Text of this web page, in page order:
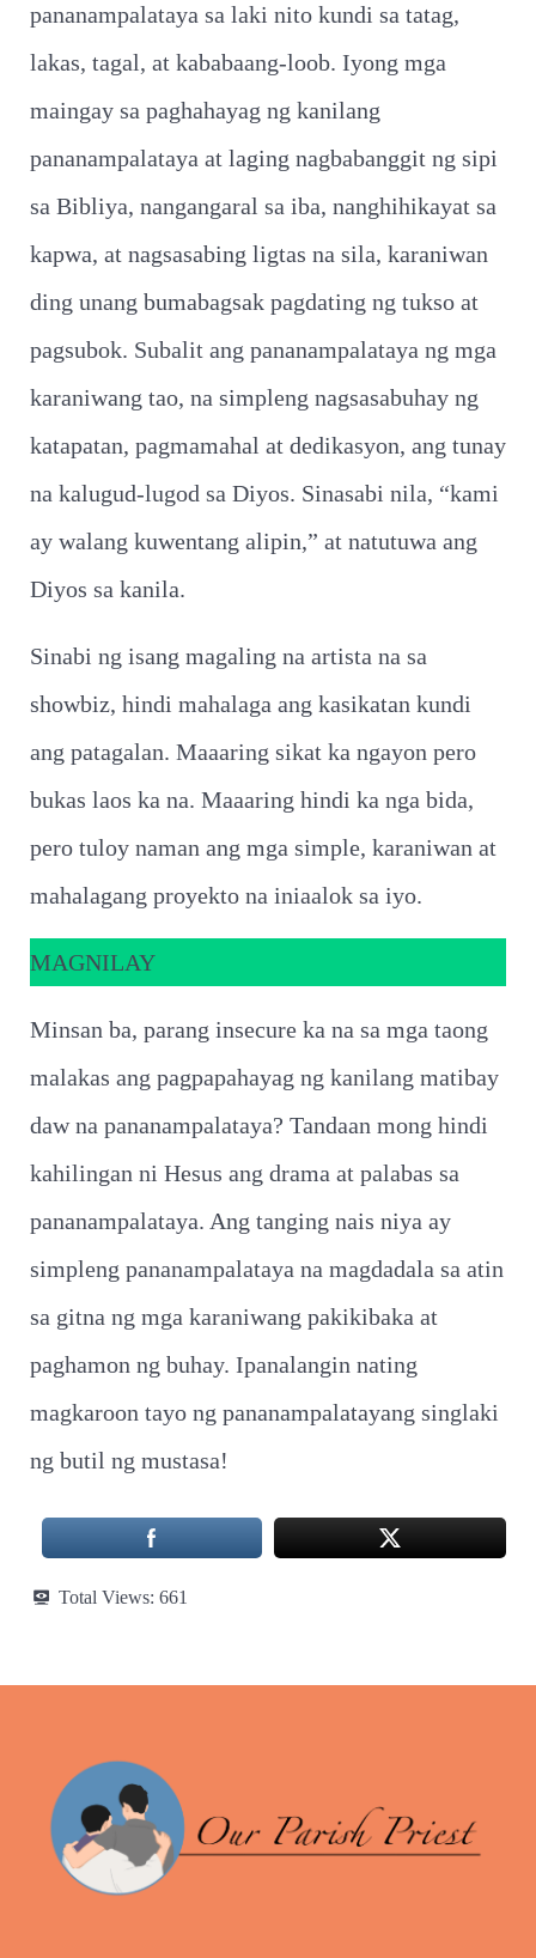
pananampalataya sa laki nito kundi sa tatag,
lakas, tagal, at kababaang-loob. Iyong mga
maingay sa paghahayag ng kanilang
pananampalataya at laging nagbabanggit ng sipi
sa Bibliya, nangangaral sa iba, nanghihikayat sa
kapwa, at nagsasabing ligtas na sila, karaniwan
ding unang bumabagsak pagdating ng tukso at
pagsubok. Subalit ang pananampalataya ng mga
karaniwang tao, na simpleng nagsasabuhay ng
katapatan, pagmamahal at dedikasyon, ang tunay
na kalugud-lugod sa Diyos. Sinasabi nila, “kami
ay walang kuwentang alipin,” at natutuwa ang
Diyos sa kanila.
Sinabi ng isang magaling na artista na sa
showbiz, hindi mahalaga ang kasikatan kundi
ang patagalan. Maaaring sikat ka ngayon pero
bukas laos ka na. Maaaring hindi ka nga bida,
pero tuloy naman ang mga simple, karaniwan at
mahalagang proyekto na iniaalok sa iyo.
MAGNILAY
Minsan ba, parang insecure ka na sa mga taong
malakas ang pagpapahayag ng kanilang matibay
daw na pananampalataya? Tandaan mong hindi
kahilingan ni Hesus ang drama at palabas sa
pananampalataya. Ang tanging nais niya ay
simpleng pananampalataya na magdadala sa atin
sa gitna ng mga karaniwang pakikibaka at
paghamon ng buhay. Ipanalangin nating
magkaroon tayo ng pananampalatayang singlaki
ng butil ng mustasa!
Total Views: 661